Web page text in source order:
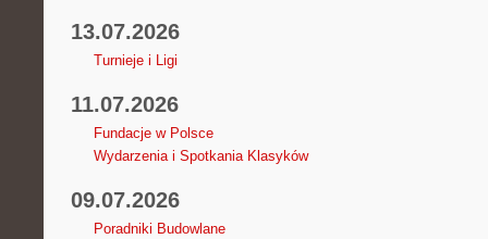
13.07.2026
Turnieje i Ligi
11.07.2026
Fundacje w Polsce
Wydarzenia i Spotkania Klasyków
09.07.2026
Poradniki Budowlane